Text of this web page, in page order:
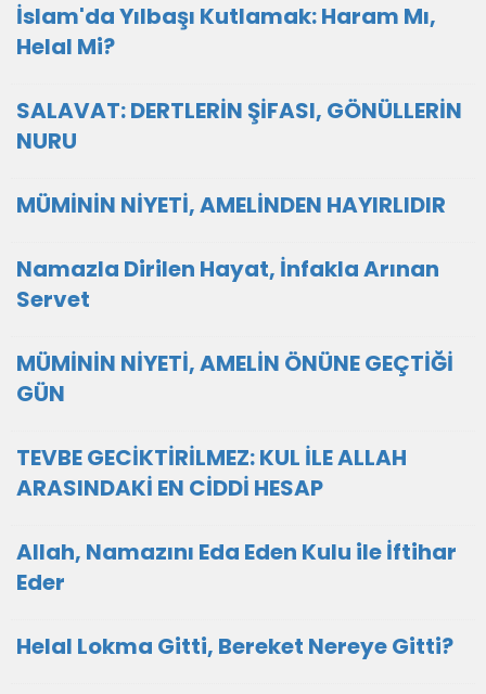
İslam'da Yılbaşı Kutlamak: Haram Mı,
Helal Mi?
SALAVAT: DERTLERİN ŞİFASI, GÖNÜLLERİN
NURU
MÜMİNİN NİYETİ, AMELİNDEN HAYIRLIDIR
Namazla Dirilen Hayat, İnfakla Arınan
Servet
MÜMİNİN NİYETİ, AMELİN ÖNÜNE GEÇTİĞİ
GÜN
TEVBE GECİKTİRİLMEZ: KUL İLE ALLAH
ARASINDAKİ EN CİDDİ HESAP
Allah, Namazını Eda Eden Kulu ile İftihar
Eder
Helal Lokma Gitti, Bereket Nereye Gitti?